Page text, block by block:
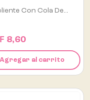
Con Cola De...
8,60
Agregar al carrito